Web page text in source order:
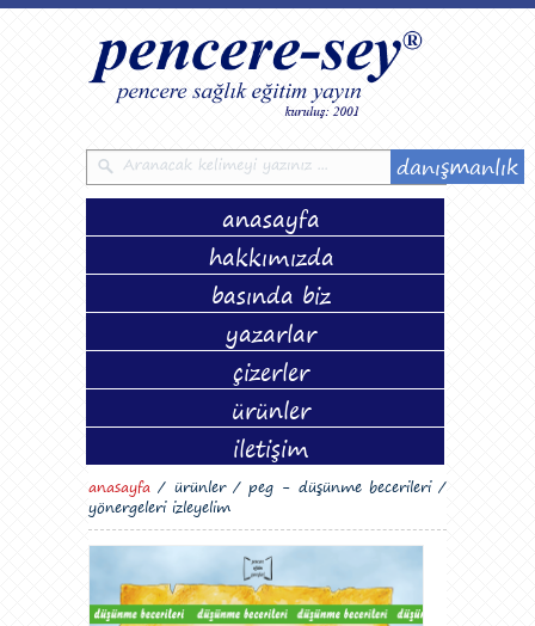
danışmanlık
anasayfa
hakkımızda
basında biz
yazarlar
çizerler
ürünler
iletişim
anasayfa / ürünler / peg - düşünme becerileri /
yönergeleri izleyelim